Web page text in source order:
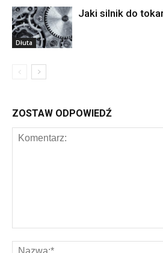
Dłuta
Jaki silnik do
ZOSTAW ODPOWIEDŹ